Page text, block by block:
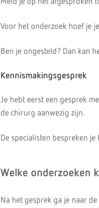
Meld je op het afgesproken
Voor het onderzoek hoef je
Ben je ongesteld? Dan kan
Kennismakingsgesprek
Je hebt eerst een gesprek
de chirurg aanwezig zijn.
De specialisten bespreken
Welke onderzoeken
Na het gesprek ga je naar